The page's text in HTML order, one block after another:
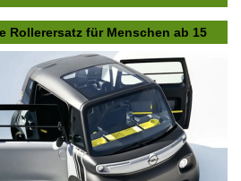
Rollerersatz für Menschen ab 15